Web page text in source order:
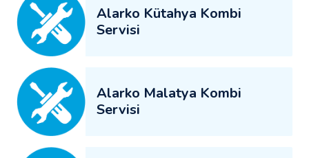
Alarko Kütahya Kombi
Servisi
Alarko Malatya Kombi
Servisi